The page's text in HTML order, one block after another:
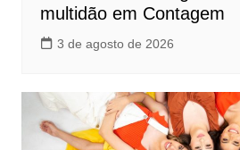
multidão em Contagem
3 de agosto de 2026